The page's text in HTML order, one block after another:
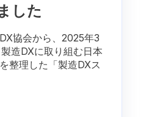
した
協会から、2025年3
造DXに取り組む日本
整理した「製造DXス